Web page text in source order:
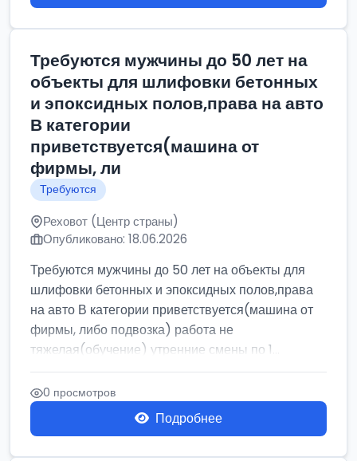
Требуются мужчины до 50 лет на
объекты для шлифовки бетонных
и эпоксидных полов,права на авто
В категории
приветствуется(машина от
фирмы, ли
Требуются
Реховот (Центр страны)
Опубликовано: 18.06.2026
Требуются мужчины до 50 лет на объекты для
шлифовки бетонных и эпоксидных полов,права
на авто В категории приветствуется(машина от
фирмы, либо подвозка) работа не
тяжелая(обучение) утренние смены по 1...
0 просмотров
Подробнее